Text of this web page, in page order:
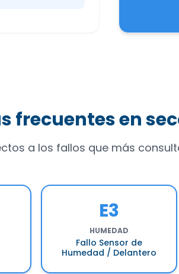
frecuentes en
a los fallos que más
E3
HUMEDAD
Fallo Sensor de
Humedad / Delantero